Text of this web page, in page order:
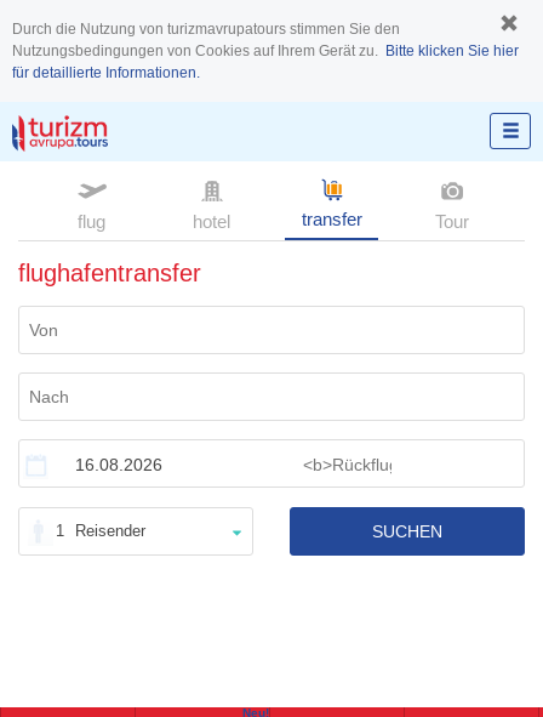
Durch die Nutzung von turizmavrupatours stimmen Sie den
Nutzungsbedingungen von Cookies auf Ihrem Gerät zu. Bitte klicken Sie hier
für detaillierte Informationen.
flug hotel transfer Tour
flughafentransfer
1 Reisender SUCHEN
Neu!